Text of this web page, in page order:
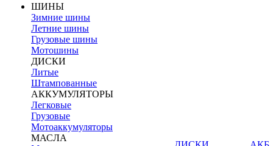
ШИНЫ
Зимние шины
Летние шины
Грузовые шины
Мотошины
ДИСКИ
Литые
Штампованные
АККУМУЛЯТОРЫ
Легковые
Грузовые
Мотоаккумуляторы
МАСЛА